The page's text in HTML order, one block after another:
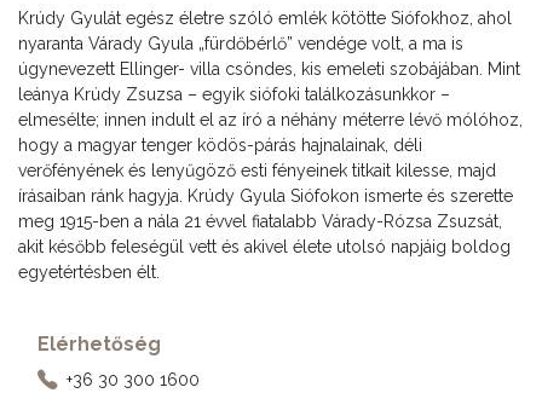
Krúdy Gyulát egész életre szóló emlék kötötte Siófokhoz, ahol
nyaranta Várady Gyula „fürdőbérlő” vendége volt, a ma is
úgynevezett Ellinger- villa csöndes, kis emeleti szobájában. Mint
leánya Krúdy Zsuzsa – egyik siófoki találkozásunkkor –
elmesélte; innen indult el az író a néhány méterre lévő mólóhoz,
hogy a magyar tenger ködös-párás hajnalainak, déli
verőfényének és lenyűgöző esti fényeinek titkait kilesse, majd
írásaiban ránk hagyja. Krúdy Gyula Siófokon ismerte és szerette
meg 1915-ben a nála 21 évvel fiatalabb Várady-Rózsa Zsuzsát,
akit később feleségül vett és akivel élete utolsó napjáig boldog
egyetértésben élt.
Elérhetőség
+36 30 300 1600